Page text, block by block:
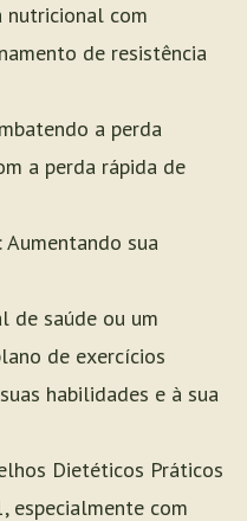
nutricional com
de resistência
a perda
a perda rápida de
: Aumentando sua
de saúde ou um
de exercícios
habilidades e à sua
Dietéticos Práticos
especialmente com